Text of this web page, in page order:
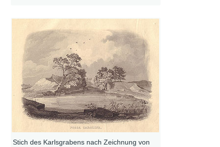
Stich des Karlsgrabens nach Zeichnung von